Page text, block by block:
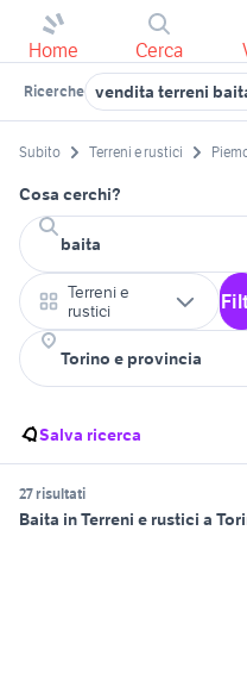
Home Cerca
Ricerche vendita terreni
Subito Terreni e rustici
Cosa cerchi?
Terreni e
rustici
Salva ricerca
27 risultati
Baita in Terreni e rustici a